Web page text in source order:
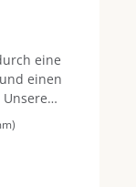
eine
einen
Dort
und